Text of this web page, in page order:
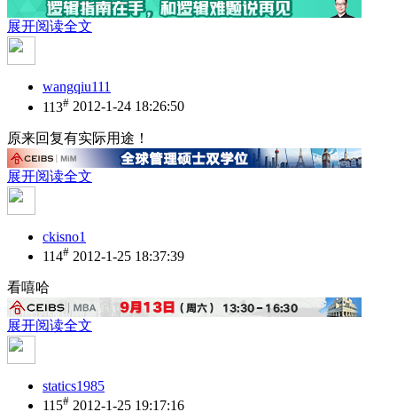
展开阅读全文
wangqiu111
113# 2012-1-24 18:26:50
原来回复有实际用途！
展开阅读全文
ckisno1
114# 2012-1-25 18:37:39
看嘻哈
展开阅读全文
statics1985
115# 2012-1-25 19:17:16